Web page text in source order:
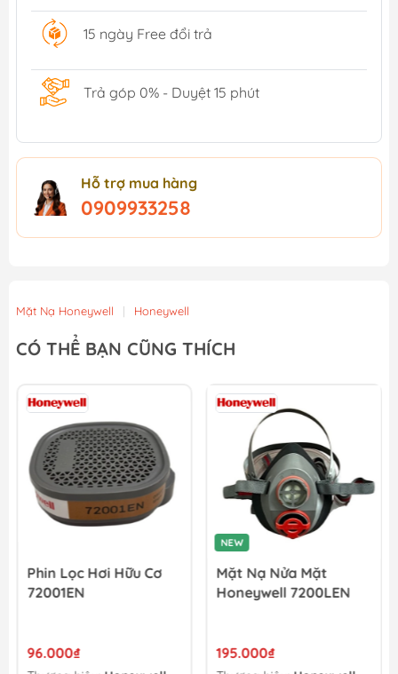
15 ngày Free đổi trả
Trả góp 0% - Duyệt 15 phút
Hỗ trợ mua hàng
0909933258
Mặt Nạ Honeywell | Honeywell
CÓ THỂ BẠN CŨNG THÍCH
Phin Lọc Hơi Hữu Cơ
72001EN
96.000₫
NEW
Mặt Nạ Nửa Mặt
Honeywell 7200LEN
195.000₫